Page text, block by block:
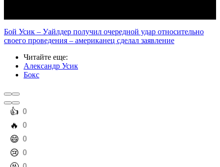
Бой Усик – Уайлдер получил очередной удар относительно
своего проведения – американец сделал заявление
Читайте еще:
Александр Усик
Бокс
️👍 0
️🔥 0
️😄 0
️😢 0